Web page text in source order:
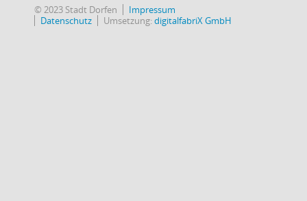
© 2023 Stadt Dorfen
Impressum
Datenschutz
Umsetzung:digitalfabriX GmbH